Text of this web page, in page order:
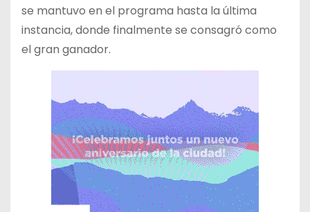
se mantuvo en el programa hasta la última
instancia, donde finalmente se consagró como
el gran ganador.